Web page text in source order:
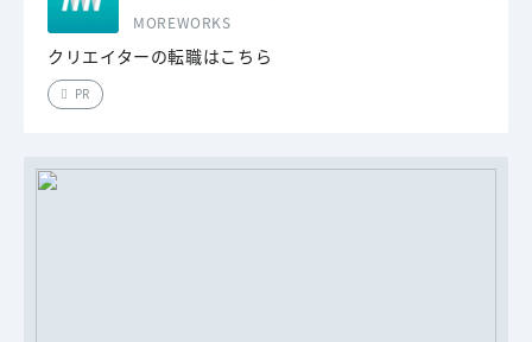
MOREWORKS
クリエイターの転職はこちら
PR